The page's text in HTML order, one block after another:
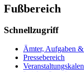
Fußbereich
Schnellzugriff
Ämter, Aufgaben
Pressebereich